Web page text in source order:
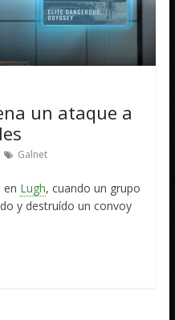
un ataque a
Galnet
en Lugh, cuando un grupo
y destruído un convoy